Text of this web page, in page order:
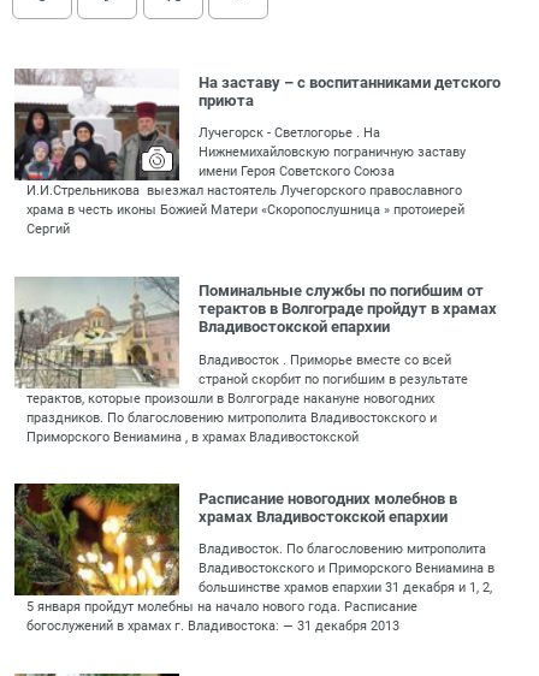
На заставу – с воспитанниками детского
приюта
Лучегорск - Светлогорье . На
Нижнемихайловскую пограничную заставу
имени Героя Советского Союза
И.И.Стрельникова выезжал настоятель Лучегорского православного
храма в честь иконы Божией Матери «Скоропослушница » протоиерей
Сергий
Поминальные службы по погибшим от
терактов в Волгограде пройдут в храмах
Владивостокской епархии
Владивосток . Приморье вместе со всей
страной скорбит по погибшим в результате
терактов, которые произошли в Волгограде накануне новогодних
праздников. По благословению митрополита Владивостокского и
Приморского Вениамина , в храмах Владивостокской
Расписание новогодних молебнов в
храмах Владивостокской епархии
Владивосток. По благословению митрополита
Владивостокского и Приморского Вениамина в
большинстве храмов епархии 31 декабря и 1, 2,
5 января пройдут молебны на начало нового года. Расписание
богослужений в храмах г. Владивостока: — 31 декабря 2013